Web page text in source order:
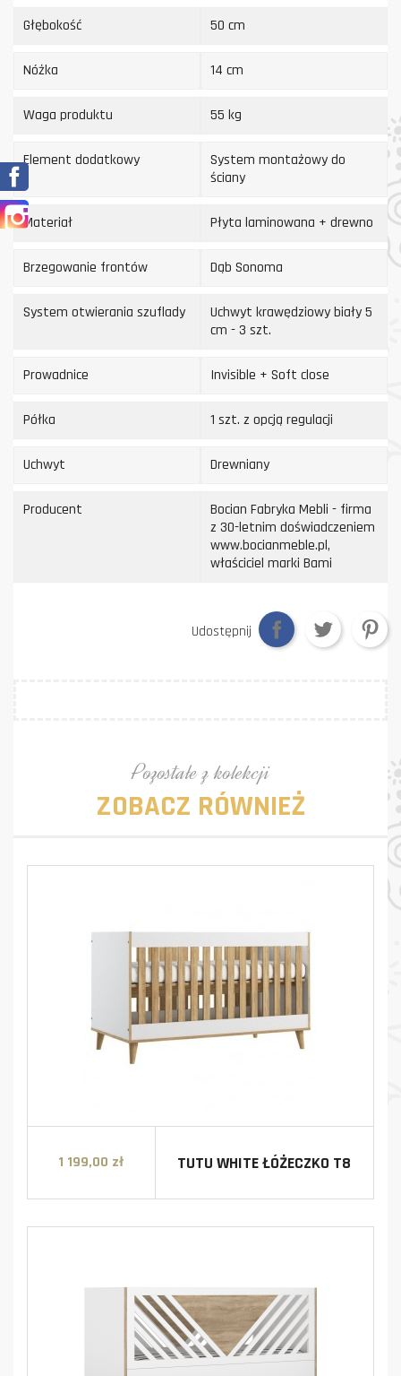
Głębokość 50 cm
Nóżka 14 cm
Waga produktu 55 kg
Element dodatkowy
System montażowy do
ściany
Materiał Płyta laminowana + drewno
Brzegowanie frontów Dąb Sonoma
System otwierania szuflady
Uchwyt krawędziowy biały 5
cm - 3 szt.
Prowadnice Invisible + Soft close
Półka 1 szt. z opcją regulacji
Uchwyt Drewniany
Producent
Bocian Fabryka Mebli - firma
z 30-letnim doświadczeniem
www.bocianmeble.pl,
właściciel marki Bami
Udostępnij
Pozostałe z kolekcji
ZOBACZ RÓWNIEŻ
Cena
1 199,00 zł TUTU WHITE ŁÓŻECZKO T8